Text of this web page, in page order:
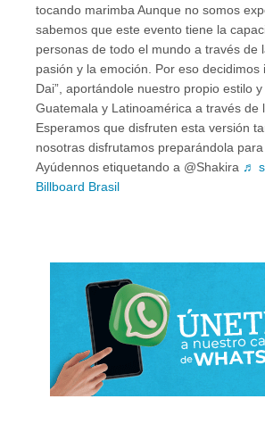
tocando marimba Aunque no somos
sabemos que este evento tiene la
personas de todo el mundo a través de
pasión y la emoción. Por eso decidimos
Dai”, aportándole nuestro propio estilo
Guatemala y Latinoamérica a través de
Esperamos que disfruten esta versión
nosotras disfrutamos preparándola
Ayúdennos etiquetando a @Shakira ♬
Billboard Brasil